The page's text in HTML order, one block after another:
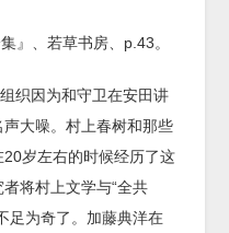
』、若草书房、p.43。
织因为和守卫在安田讲
大噪。村上春树和那些
岁左右的时候经历了这
将村上文学与“全共
足为奇了。加藤典洋在